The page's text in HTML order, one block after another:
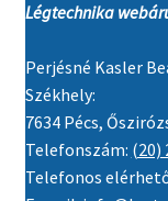
Légtechnika
Perjésné Kasler
Székhely:
7634 Pécs,
Telefonszám: (20)
Telefonos